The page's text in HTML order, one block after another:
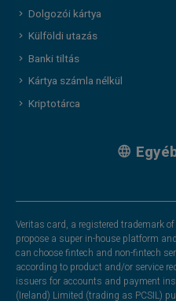
Dolgozói kártya
Külföldi utazás
Banki tiltás
Kártya számla nélkül
Kriptotárca
Veritas card, a registered trademark
propose a super in-house platform
can choose fintech and non-fintech
according to product and/or service
issuers for accounts and payment
(Ireland) Limited (trading as PCSIL)